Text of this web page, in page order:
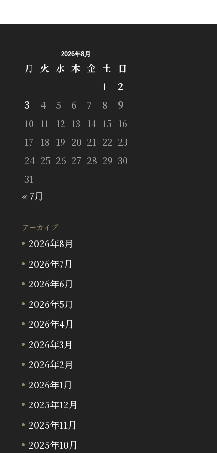
2026年8月
月 火 水 木 金 土
日
1
2
3
4 5 6 7 8
9
10 11 12 13 14 15 16
17 18 19 20 21 22 23
24 25 26 27 28 29 30
31
« 7月
アーカイブ
2026年8月
2026年7月
2026年6月
2026年5月
2026年4月
2026年3月
2026年2月
2026年1月
2025年12月
2025年11月
2025年10月